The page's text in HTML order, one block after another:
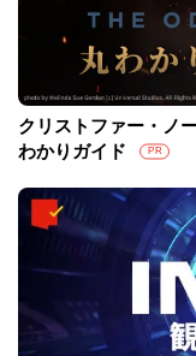
クリストファー・ノ
わかりガイド
PR